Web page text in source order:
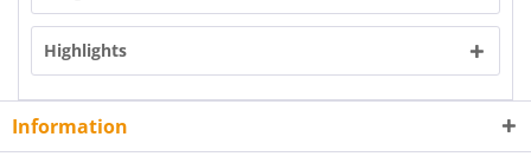
Highlights
Information